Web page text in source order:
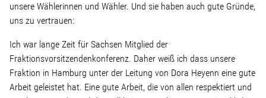
unsere Wählerinnen und Wähler. Und sie haben auch gute Gründe,
uns zu vertrauen:
Ich war lange Zeit für Sachsen Mitglied der
Fraktionsvorsitzendenkonferenz. Daher weiß ich dass unsere
Fraktion in Hamburg unter der Leitung von Dora Heyenn eine gute
Arbeit geleistet hat. Eine gute Arbeit, die von allen respektiert und